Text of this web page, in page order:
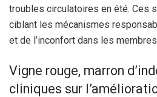
troubles circulatoires en été. Ces
ciblant les mécanismes
et de l’inconfort dans les
Vigne rouge, marron
cliniques sur